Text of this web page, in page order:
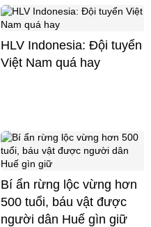
HLV Indonesia: Đội tuyển
Việt Nam quá hay
Bí ẩn rừng lộc vừng hơn
500 tuổi, báu vật được
người dân Huế gìn giữ